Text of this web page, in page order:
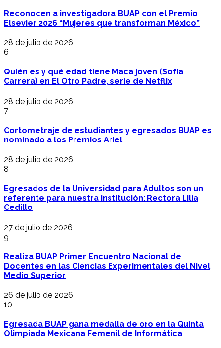
Reconocen a investigadora BUAP con el Premio
Elsevier 2026 “Mujeres que transforman México”
28 de julio de 2026
6
Quién es y qué edad tiene Maca joven (Sofía
Carrera) en El Otro Padre, serie de Netflix
28 de julio de 2026
7
Cortometraje de estudiantes y egresados BUAP es
nominado a los Premios Ariel
28 de julio de 2026
8
Egresados de la Universidad para Adultos son un
referente para nuestra institución: Rectora Lilia
Cedillo
27 de julio de 2026
9
Realiza BUAP Primer Encuentro Nacional de
Docentes en las Ciencias Experimentales del Nivel
Medio Superior
26 de julio de 2026
10
Egresada BUAP gana medalla de oro en la Quinta
Olimpiada Mexicana Femenil de Informática